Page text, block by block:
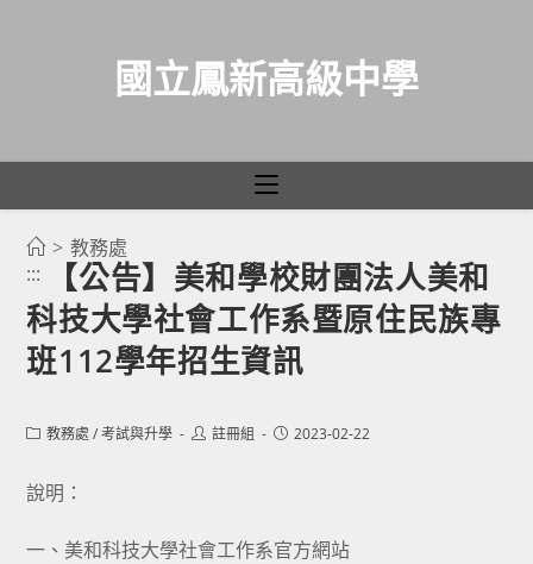
國立鳳新高級中學
> 教務處
:::
【公告】美和學校財團法人美和
科技大學社會工作系暨原住民族專
班112學年招生資訊
Post教務處 / 考試與升學
Post註冊組
Post2023-02-22
說明：
一、美和科技大學社會工作系官方網站